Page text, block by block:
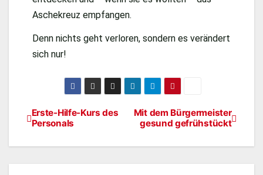
Aschekreuz empfangen.
Denn nichts geht verloren, sondern es verändert
sich nur!
Mit dem Bürgermeister
gesund gefrühstückt
Erste-Hilfe-Kurs des
Personals